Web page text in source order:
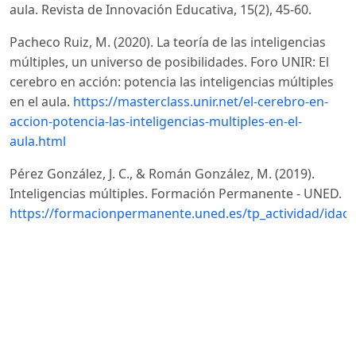
aula. Revista de Innovación Educativa, 15(2), 45-60.
Pacheco Ruiz, M. (2020). La teoría de las inteligencias
múltiples, un universo de posibilidades. Foro UNIR: El
cerebro en acción: potencia las inteligencias múltiples
en el aula. https://masterclass.unir.net/el-cerebro-en-
accion-potencia-las-inteligencias-multiples-en-el-
aula.html
Pérez González, J. C., & Román González, M. (2019).
Inteligencias múltiples. Formación Permanente - UNED.
https://formacionpermanente.uned.es/tp_actividad/